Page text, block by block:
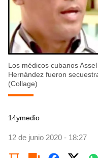
Los médicos cubanos
Hernández fueron
(Collage)
14ymedio
12 de junio 2020 - 18:27